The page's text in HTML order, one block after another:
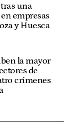
una
empresas
y Huesca
la mayor
de
crímenes